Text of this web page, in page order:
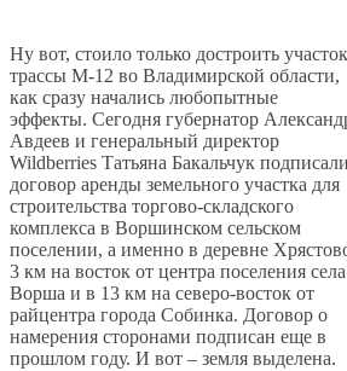
Ну вот, стоило только достроить участок
трассы М-12 во Владимирской области,
как сразу начались любопытные
эффекты. Сегодня губернатор
Авдеев и генеральный директор
Wildberries Татьяна Бакальчук подписали
договор аренды земельного участка для
строительства торгово-складского
комплекса в Воршинском сельском
поселении, а именно в деревне
3 км на восток от центра поселения села
Ворша и в 13 км на северо-восток от
райцентра города Собинка. Договор о
намерения сторонами подписан еще в
прошлом году. И вот – земля выделена.